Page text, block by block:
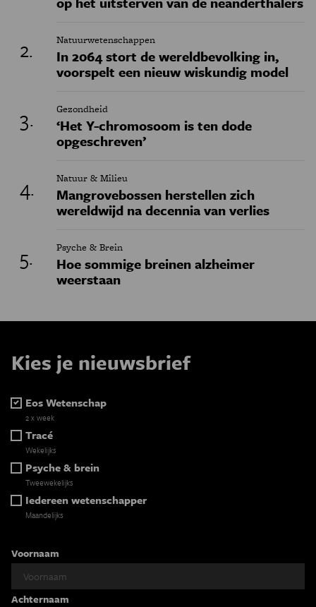
Natuurwetenschappen
In 2064 stort de wereldbevolking in,
voorspelt een nieuw wiskundig model
Gezondheid
‘Het Y-chromosoom is ten dode
opgeschreven’
Natuur & Milieu
Mangrovebossen herstellen zich
wereldwijd na decennia van verlies
Psyche & Brein
Hoe sommige breinen alzheimer
weerstaan
Kies je nieuwsbrief
Eos Wetenschap
2 x week
Tracé
Wekelijks
Psyche & brein
Tweewekelijks
Iedereen wetenschapper
Maandelijks
Voornaam
Achternaam